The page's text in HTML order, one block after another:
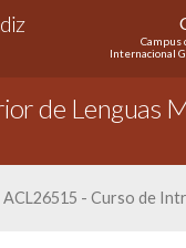
Campus
Internacional
de Lenguas
- Curso de